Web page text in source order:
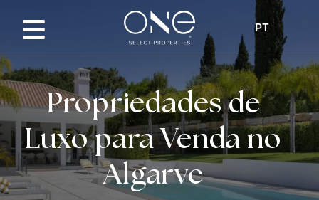
PT
Propriedades de
Luxo para Venda no
Algarve